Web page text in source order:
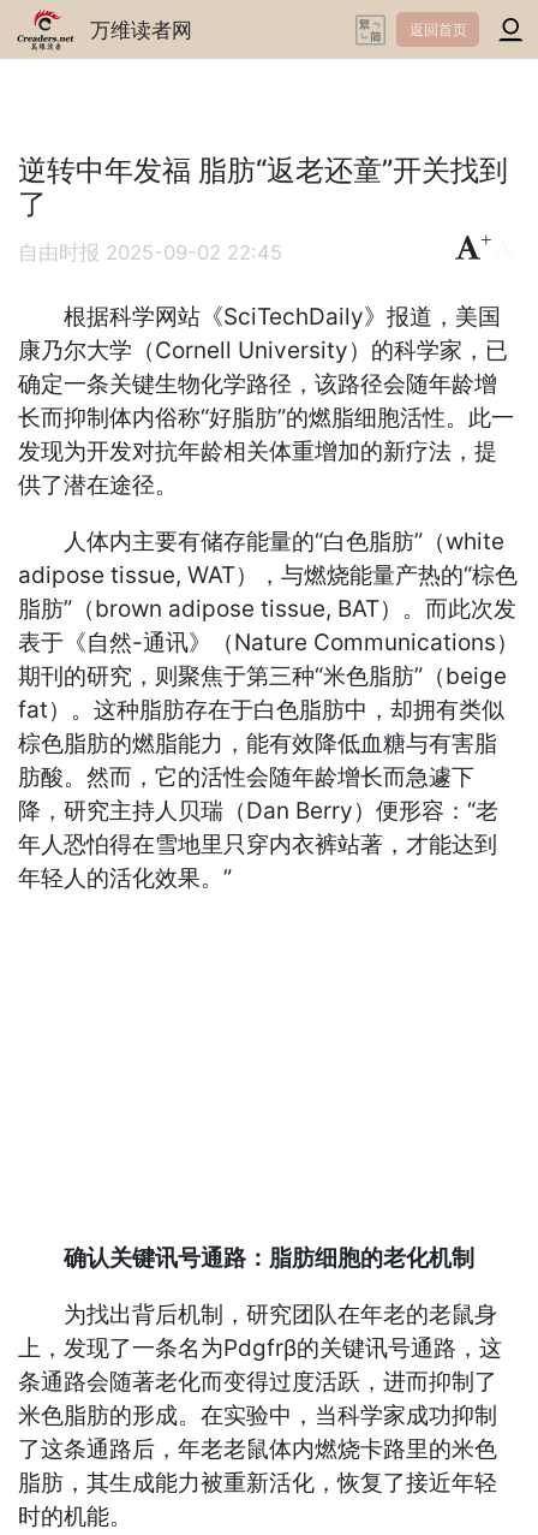
万维读者网 返回首页
逆转中年发福 脂肪“返老还童”开关找到
了
自由时报 2025-09-02 22:45
+
根据科学网站《SciTechDaily》报道，美国
康乃尔大学（Cornell University）的科学家，已
确定一条关键生物化学路径，该路径会随年龄增
长而抑制体内俗称“好脂肪”的燃脂细胞活性。此一
发现为开发对抗年龄相关体重增加的新疗法，提
供了潜在途径。
人体内主要有储存能量的“白色脂肪”（white
adipose tissue, WAT），与燃烧能量产热的“棕色
脂肪”（brown adipose tissue, BAT）。而此次发
表于《自然-通讯》（Nature Communications）
期刊的研究，则聚焦于第三种“米色脂肪”（beige
fat）。这种脂肪存在于白色脂肪中，却拥有类似
棕色脂肪的燃脂能力，能有效降低血糖与有害脂
肪酸。然而，它的活性会随年龄增长而急遽下
降，研究主持人贝瑞（Dan Berry）便形容：“老
年人恐怕得在雪地里只穿内衣裤站著，才能达到
年轻人的活化效果。”
确认关键讯号通路：脂肪细胞的老化机制
为找出背后机制，研究团队在年老的老鼠身
上，发现了一条名为Pdgfrβ的关键讯号通路，这
条通路会随著老化而变得过度活跃，进而抑制了
米色脂肪的形成。在实验中，当科学家成功抑制
了这条通路后，年老老鼠体内燃烧卡路里的米色
脂肪，其生成能力被重新活化，恢复了接近年轻
时的机能。